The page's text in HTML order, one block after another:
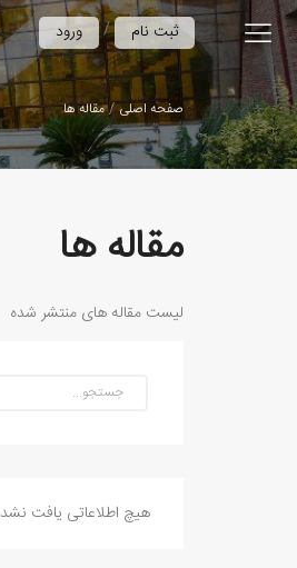
ورود / ثبت نام
صفحه اصلی مقاله ها
مقاله ها
لیست مقاله های منتشر شده
هیچ اطلاعاتی یافت نشد